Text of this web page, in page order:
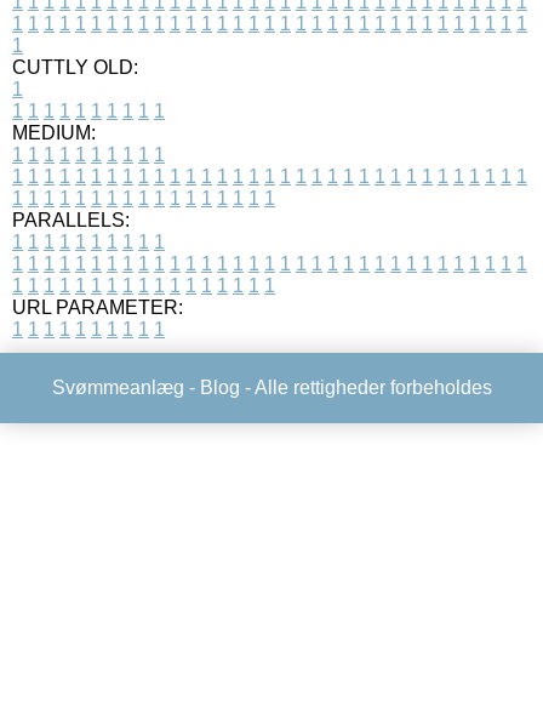
1 1 1 1 1 1 1 1 1 1 1 1 1 1 1 1 1 1 1 1 1 1 1 1 1 1 1 1 1 1 1 1 1
1
CUTTLY OLD:
1
1 1 1 1 1 1 1 1 1 1
MEDIUM:
1 1 1 1 1 1 1 1 1 1
1 1 1 1 1 1 1 1 1 1 1 1 1 1 1 1 1 1 1 1 1 1 1 1 1 1 1 1 1 1 1 1 1
1 1 1 1 1 1 1 1 1 1 1 1 1 1 1 1 1
PARALLELS:
1 1 1 1 1 1 1 1 1 1
1 1 1 1 1 1 1 1 1 1 1 1 1 1 1 1 1 1 1 1 1 1 1 1 1 1 1 1 1 1 1 1 1
1 1 1 1 1 1 1 1 1 1 1 1 1 1 1 1 1
URL PARAMETER:
1 1 1 1 1 1 1 1 1 1
Svømmeanlæg - Blog - Alle rettigheder forbeholdes